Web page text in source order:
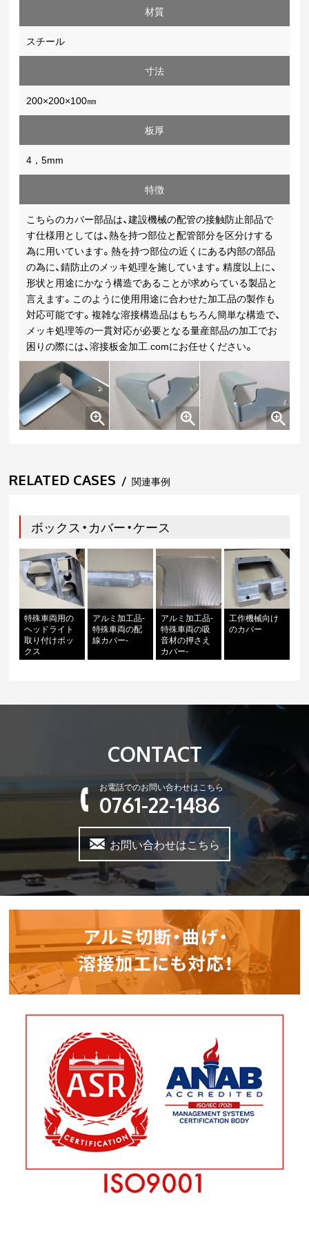
材質
スチール
寸法
200×200×100㎜
板厚
4，5mm
特徴
こちらのカバー部品は、建設機械の配管の接触防止部品で
す仕様用としては、熱を持つ部位と配管部分を区分けする
為に用いています。熱を持つ部位の近くにある内部の部品
の為に、錆防止のメッキ処理を施しています。精度以上に、
形状と用途にかなう構造であることが求めらている製品と
言えます。このように使用用途に合わせた加工品の製作も
対応可能です。複雑な溶接構造品はもちろん簡単な構造で、
メッキ処理等の一貫対応が必要となる量産部品の加工でお
困りの際には、溶接板金加工.comにお任せください。
RELATED CASES / 関連事例
ボックス・カバー・ケース
特殊車両用の
ヘッドライト
取り付けボッ
クス
アルミ加工品-
特殊車両の配
線カバー-
アルミ加工品-
特殊車両の吸
音材の押さえ
カバー-
工作機械向け
のカバー
CONTACT
お電話でのお問い合わせはこちら
0761-22-1486
お問い合わせはこちら